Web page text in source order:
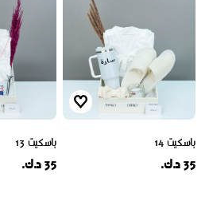
باسكيت 14
35 د.ك.
باسكيت 13
35 د.ك.